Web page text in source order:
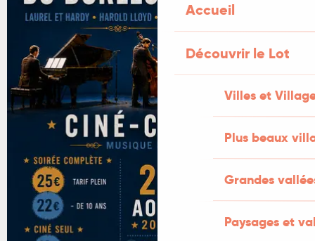
Accueil
Découvrir le Lot
Villes et
Plus beaux
Grandes
Paysages et